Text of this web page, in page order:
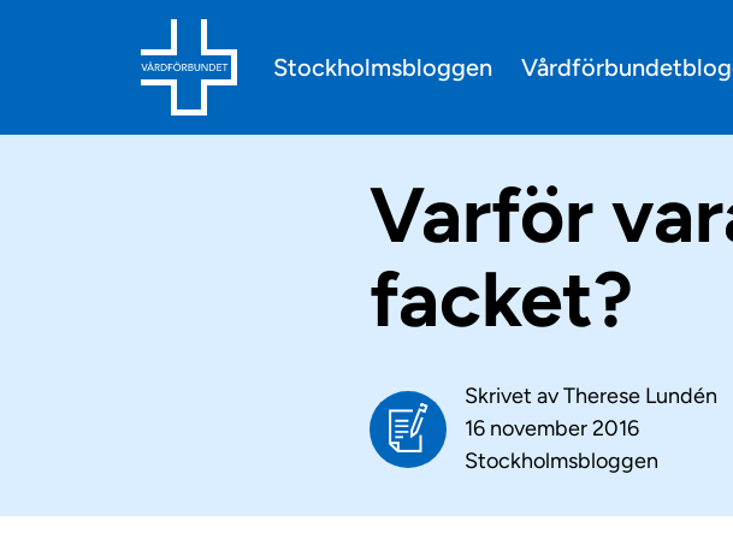
Stockholmsbloggen
Varför
facket?
Skrivet avTherese Lundén
16 november 2016
Stockholmsbloggen